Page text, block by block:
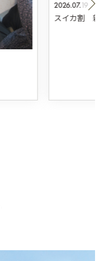
2026.07.19
スイカ割 新